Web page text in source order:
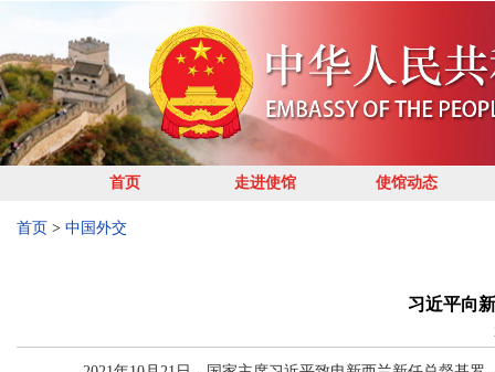
首页 走进使馆 使馆动态
首页 > 中国外交
习近平向